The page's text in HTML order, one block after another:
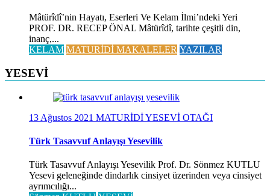
Mâtürîdî’nin Hayatı, Eserleri Ve Kelam İlmi’ndeki Yeri
PROF. DR. RECEP ÖNAL Mâtürîdî, tarihte çeşitli din,
inanç,...
KELAM MATURİDİ MAKALELER YAZILAR
YESEVİ
13 Ağustos 2021 MATURİDİ YESEVİ OTAĞI
Türk Tasavvuf Anlayışı Yesevilik
Türk Tasavvuf Anlayışı Yesevilik Prof. Dr. Sönmez KUTLU
Yesevi geleneğinde dindarlık cinsiyet üzerinden veya cinsiyet
ayrımcılığı...